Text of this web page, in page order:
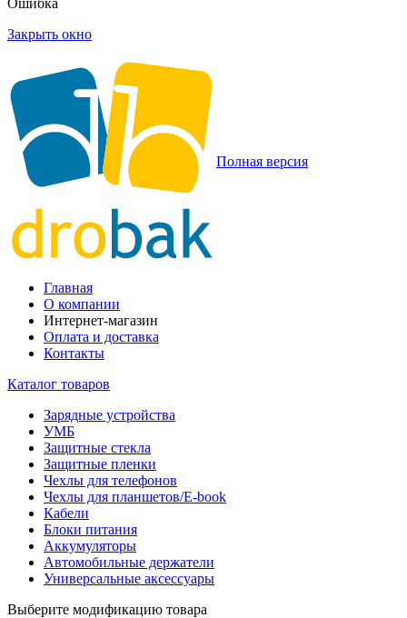
Закрыть окно
Полная версия
Главная
О компании
Интернет-магазин
Оплата и доставка
Контакты
Каталог товаров
Зарядные устройства
УМБ
Защитные стекла
Защитные пленки
Чехлы для телефонов
Чехлы для планшетов/E-book
Кабели
Блоки питания
Аккумуляторы
Автомобильные держатели
Универсальные аксессуары
Выберите модификацию товара